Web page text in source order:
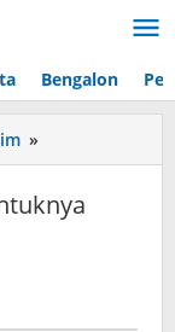
Bengalon
»
Kutim
Terbentuknya